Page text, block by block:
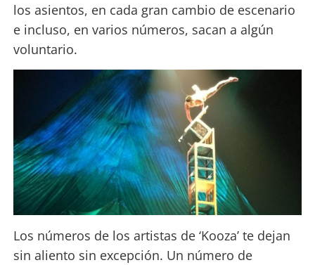
los asientos, en cada gran cambio de escenario
e incluso, en varios números, sacan a algún
voluntario.
Los números de los artistas de ‘Kooza’ te dejan
sin aliento sin excepción. Un número de